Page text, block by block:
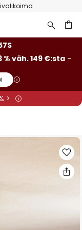
% väh. 149 €:sta -
>